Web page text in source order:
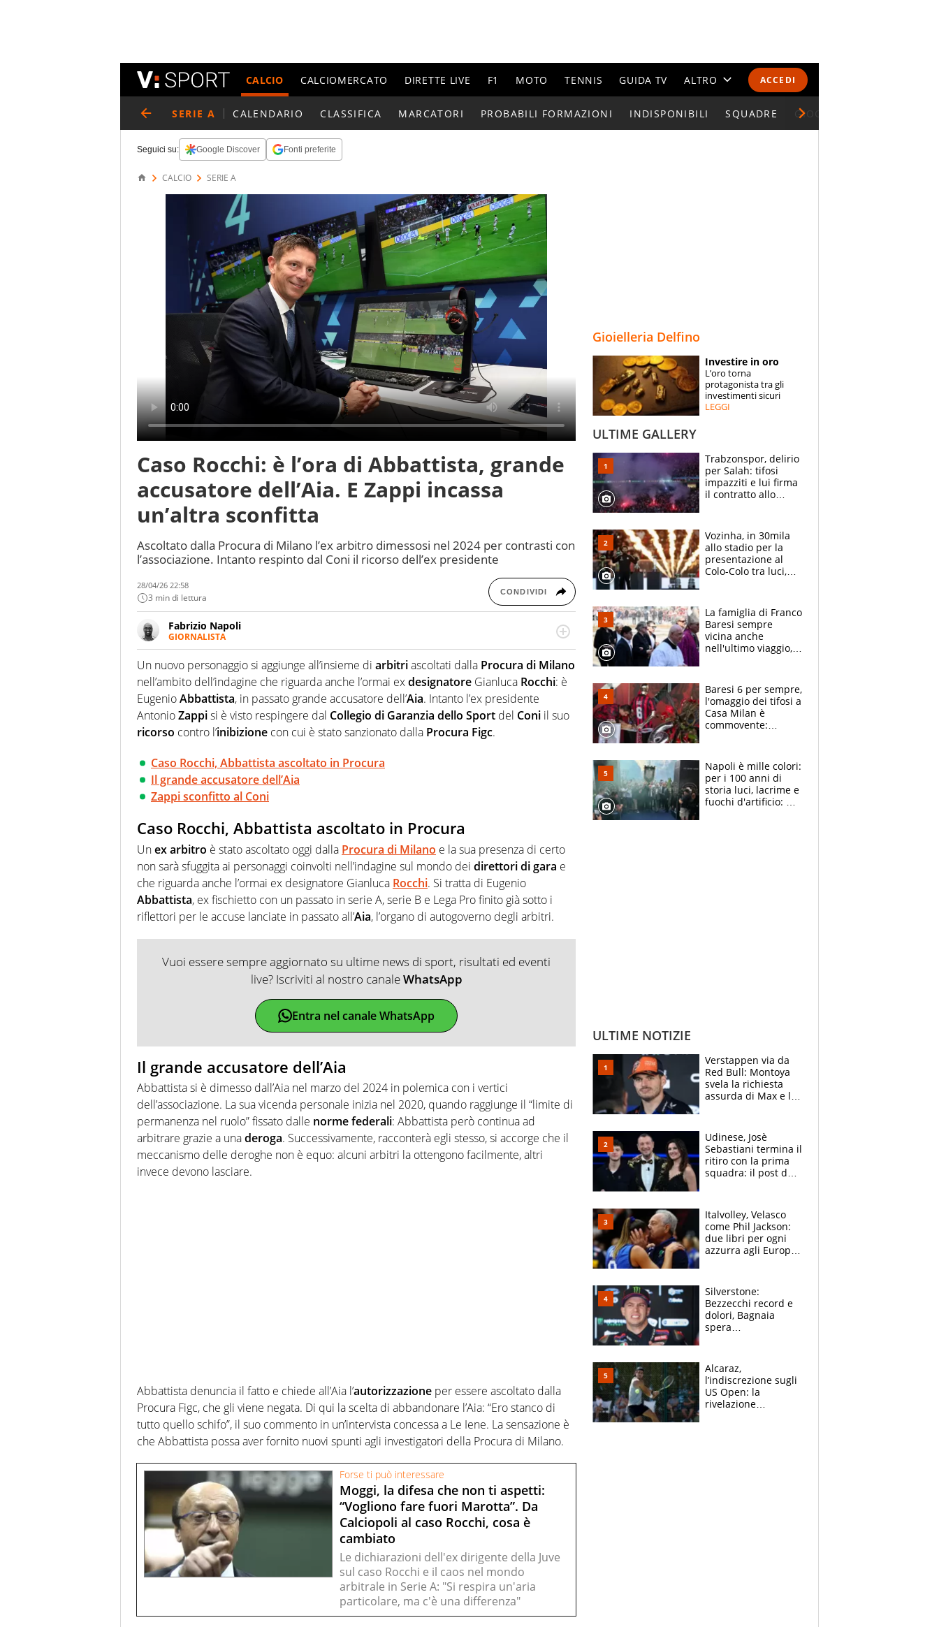
ACCEDI
CALCIO CALCIOMERCATO DIRETTE LIVE F1 MOTO TENNIS GUIDA TV ALTRO
CALENDARI E CLASSIFICHE
ESPERTI
CONTATTI
SERIE A CALENDARIO CLASSIFICA MARCATORI PROBABILI FORMAZIONI INDISPONIBILI SQUADRE GIOCATORI SERIE A
Seguici su: Google Discover Fonti preferite
CALCIO SERIE A
Caso Rocchi: è l’ora di Abbattista, grande
accusatore dell’Aia. E Zappi incassa
un’altra sconfitta
Ascoltato dalla Procura di Milano l’ex arbitro dimessosi nel 2024 per contrasti con
l’associazione. Intanto respinto dal Coni il ricorso dell’ex presidente
28/04/26 22:58
3 min di lettura CONDIVIDI
Fabrizio Napoli
GIORNALISTA
Giornalista professionista, per Virgilio Sport segue anche il calcio ma è con la
pallanuoto che esalta competenze e passioni. Cura la comunicazione di HaBaWaBa, il
più grande festival di waterpolo per bambini al mondo
Un nuovo personaggio si aggiunge all’insieme di arbitriascoltati dalla Procura di Milano
nell’ambito dell’indagine che riguarda anche l’ormai exdesignatore Gianluca Rocchi: è
EugenioAbbattista, in passato grande accusatore dell’Aia. Intanto l’ex presidente
AntonioZappisi è visto respingere dal Collegio di Garanzia dello Sport del Coni il suo
ricorso contro l’inibizione con cui è stato sanzionato dalla Procura Figc.
Caso Rocchi, Abbattista ascoltato in Procura
Il grande accusatore dell’Aia
Zappi sconfitto al Coni
Caso Rocchi, Abbattista ascoltato in Procura
Unexarbitro è stato ascoltato oggi dalla Procura di Milano e la sua presenza di certo
non sarà sfuggita ai personaggi coinvolti nell’indagine sul mondo dei direttori di gara e
che riguarda anche l’ormai ex designatore Gianluca Rocchi. Si tratta di Eugenio
Abbattista, ex fischietto con un passato in serie A, serie B e Lega Pro finito già sotto i
riflettori per le accuse lanciate in passato all’Aia, l’organo di autogoverno degli arbitri.
Vuoi essere sempre aggiornato su ultime news di sport, risultati ed eventi
live? Iscriviti al nostro canaleWhatsApp
Entra nel canale WhatsApp
Il grande accusatore dell’Aia
Abbattista si è dimesso dall’Aia nel marzo del 2024 in polemica con i vertici
dell’associazione. La sua vicenda personale inizia nel 2020, quando raggiunge il “limite di
permanenza nel ruolo” fissato dalle norme federali: Abbattista però continua ad
arbitrare grazie a unaderoga. Successivamente, racconterà egli stesso, si accorge che il
meccanismo delle deroghe non è equo: alcuni arbitri la ottengono facilmente, altri
invece devono lasciare.
Abbattista denuncia il fatto e chiede all’Aia l’autorizzazione per essere ascoltato dalla
Procura Figc, che gli viene negata. Di qui la scelta di abbandonare l’Aia: “Ero stanco di
tutto quello schifo”, il suo commento in un’intervista concessa a Le Iene. La sensazione è
che Abbattista possa aver fornito nuovi spunti agli investigatori della Procura di Milano.
Forse ti può interessare
Moggi, la difesa che non ti aspetti:
“Vogliono fare fuori Marotta”. Da
Calciopoli al caso Rocchi, cosa è
cambiato
Le dichiarazioni dell'ex dirigente della Juve
sul caso Rocchi e il caos nel mondo
arbitrale in Serie A: "Si respira un'aria
particolare, ma c'è una differenza"
Gioielleria Delfino
Investire in oro
L’oro torna
protagonista tra gli
investimenti sicuri
LEGGI
ULTIME GALLERY
Trabzonspor, delirio
per Salah: tifosi
impazziti e lui firma
il contratto allo
Vozinha, in 30mila
allo stadio per la
presentazione al
Colo-Colo tra luci,
La famiglia di Franco
Baresi sempre
vicina anche
nell'ultimo viaggio,
circondati
dall'affetto dei tifosi
Baresi 6 per sempre,
l'omaggio dei tifosi a
Casa Milan è
commovente:
bigliettini
Napoli è mille colori:
per i 100 anni di
storia luci, lacrime e
fuochi d'artificio: De
ULTIME NOTIZIE
Verstappen via da
Red Bull: Montoya
svela la richiesta
assurda di Max e lo
McLaren siano
meglio?”
Udinese, Josè
Sebastiani termina il
ritiro con la prima
squadra: il post del
sfondo
Italvolley, Velasco
come Phil Jackson:
due libri per ogni
azzurra agli Europei.
Silverstone:
Bezzecchi record e
dolori, Bagnaia
spera
e vota Aprilia
Alcaraz,
l’indiscrezione sugli
US Open: la
rivelazione